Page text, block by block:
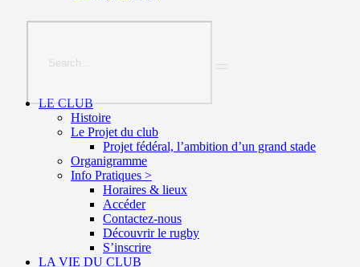
LE CLUB
Histoire
Le Projet du club
Projet fédéral, l’ambition d’un grand stade
Organigramme
Info Pratiques >
Horaires & lieux
Accéder
Contactez-nous
Découvrir le rugby
S’inscrire
LA VIE DU CLUB